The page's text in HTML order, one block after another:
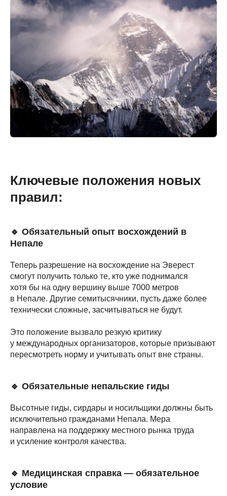
Ключевые положения новых
правил:
🔹 Обязательный опыт восхождений в
Непале
Теперь разрешение на восхождение на Эверест
смогут получить только те, кто уже поднимался
хотя бы на одну вершину выше 7000 метров
в Непале. Другие семитысячники, пусть даже более
технически сложные, засчитываться не будут.
Это положение вызвало резкую критику
у международных организаторов, которые призывают
пересмотреть норму и учитывать опыт вне страны.
🔹 Обязательные непальские гиды
Высотные гиды, сирдары и носильщики должны быть
исключительно гражданами Непала. Мера
направлена на поддержку местного рынка труда
и усиление контроля качества.
🔹 Медицинская справка — обязательное
условие